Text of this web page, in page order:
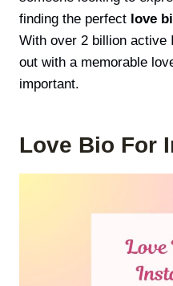
finding the perfect love
With over 2 billion active
out with a memorable
important.
Love Bio For